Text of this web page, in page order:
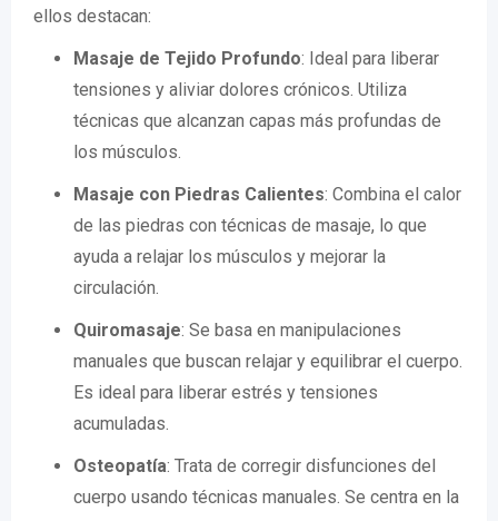
ellos destacan:
Masaje de Tejido Profundo: Ideal para liberar
tensiones y aliviar dolores crónicos. Utiliza
técnicas que alcanzan capas más profundas de
los músculos.
Masaje con Piedras Calientes: Combina el calor
de las piedras con técnicas de masaje, lo que
ayuda a relajar los músculos y mejorar la
circulación.
Quiromasaje: Se basa en manipulaciones
manuales que buscan relajar y equilibrar el cuerpo.
Es ideal para liberar estrés y tensiones
acumuladas.
Osteopatía: Trata de corregir disfunciones del
cuerpo usando técnicas manuales. Se centra en la